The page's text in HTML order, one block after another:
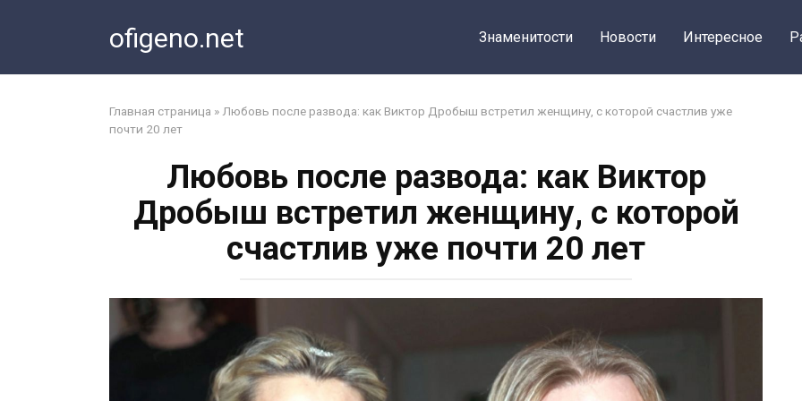
ofigeno.net Знаменитости Новости Интересное
Главная страница » Любовь после развода: как Виктор Дробыш встретил женщину, с которой счастлив уже
почти 20 лет
Любовь после развода: как Виктор
Дробыш встретил женщину, с которой
счастлив уже почти 20 лет